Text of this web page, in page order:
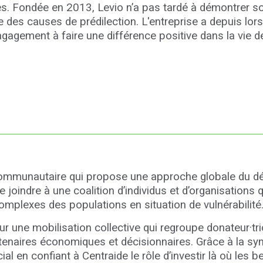
Fondée en 2013, Levio n’a pas tardé à démontrer
des causes de prédilection. L'entreprise a depuis
à faire une différence positive dans la vie
qui propose une approche globale du
joindre à une coalition d’individus et
des populations en situation de vulnérabilité.
une mobilisation collective qui regroupe
économiques et décisionnaires. Grâce à la
en confiant à Centraide le rôle d’investir là où les